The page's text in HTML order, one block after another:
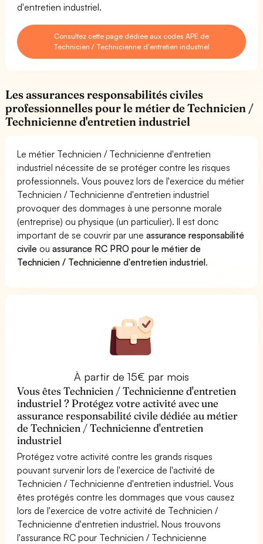
d'entretien industriel.
Consultez cette page dédiée aux codes APE de
Technicien / Technicienne d'entretien industriel
Les assurances responsabilités civiles
professionnelles pour le métier de Technicien /
Technicienne d'entretien industriel
Le métier Technicien / Technicienne d'entretien
industriel nécessite de se protéger contre les risques
professionnels. Vous pouvez lors de l'exercice du métier
Technicien / Technicienne d'entretien industriel
provoquer des dommages à une personne morale
(entreprise) ou physique (un particulier). Il est donc
important de se couvrir par uneassurance responsabilité
civile ouassurance RC PRO pour le métier de
Technicien / Technicienne d'entretien industriel.
À partir de 15€ par mois
Vous êtes Technicien / Technicienne d'entretien
industriel ? Protégez votre activité avec une
assurance responsabilité civile dédiée au métier
de Technicien / Technicienne d'entretien
industriel
Protégez votre activité contre les grands risques
pouvant survenir lors de l'exercice de l'activité de
Technicien / Technicienne d'entretien industriel. Vous
êtes protégés contre les dommages que vous causez
lors de l'exercice de votre activité de Technicien /
Technicienne d'entretien industriel. Nous trouvons
l'assurance RC pour Technicien / Technicienne